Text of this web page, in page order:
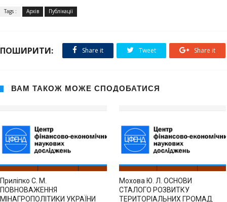
Tags : Архів Публікації
ПОШИРИТИ: Share it Tweet Share it
ВАМ ТАКОЖ МОЖЕ СПОДОБАТИСЯ
Приліпко С. М.
ПОВНОВАЖЕННЯ
МІНАГРОПОЛІТИКИ УКРАЇНИ
Мохова Ю. Л. ОСНОВИ
СТАЛОГО РОЗВИТКУ
ТЕРИТОРІАЛЬНИХ ГРОМАД